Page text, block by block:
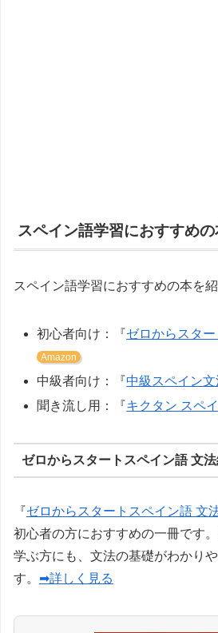
スペイン語学習におすすめの
スペイン語学習におすすめの本を紹
初心者向け：『ゼロからスタ
Amazon
中級者向け：『中級スペイン文
聞き流し用：『キクタン スペ
ゼロからスタートスペイン語 文
『ゼロからスタートスペイン語 文
初心者の方におすすめの一冊です
学ぶ方にも、文法の基礎がわかり
す。 ➡詳しく見る